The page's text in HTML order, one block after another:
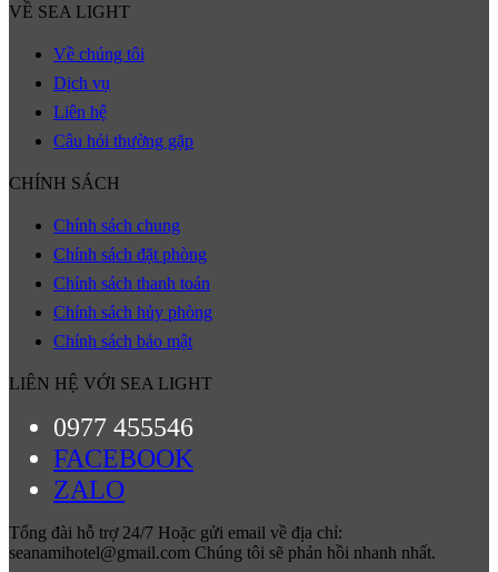
VỀ SEA LIGHT
Về chúng tôi
Dịch vụ
Liên hệ
Câu hỏi thường gặp
CHÍNH SÁCH
Chính sách chung
Chính sách đặt phòng
Chính sách thanh toán
Chính sách hủy phòng
Chính sách bảo mật
LIÊN HỆ VỚI SEA LIGHT
0977 455546
FACEBOOK
ZALO
Tổng đài hỗ trợ 24/7 Hoặc gửi email về địa chỉ:
seanamihotel@gmail.com Chúng tôi sẽ phản hồi nhanh nhất.